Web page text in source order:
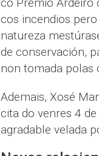
co Premio Ardeiro
cos incendios
natureza
de conservación,
non tomada polas
Ademais, Xosé
cita do venres 4
agradable velada